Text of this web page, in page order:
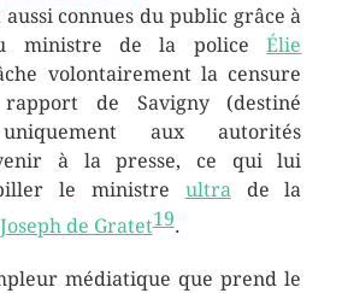
connues du public grâce à
ministre de la policeÉlie
volontairement la censure
de Savigny (destiné
aux autorités
à la presse, ce qui lui
le ministre ultra de la
de Gratet19.
médiatique que prend le